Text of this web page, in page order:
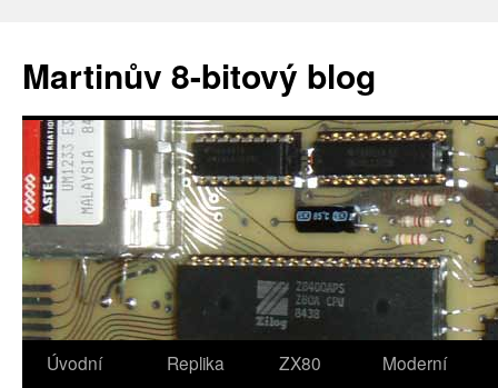
obsahu
webu
Martinův 8-bitový blog
Úvodní
Replika
ZX80
Moderní